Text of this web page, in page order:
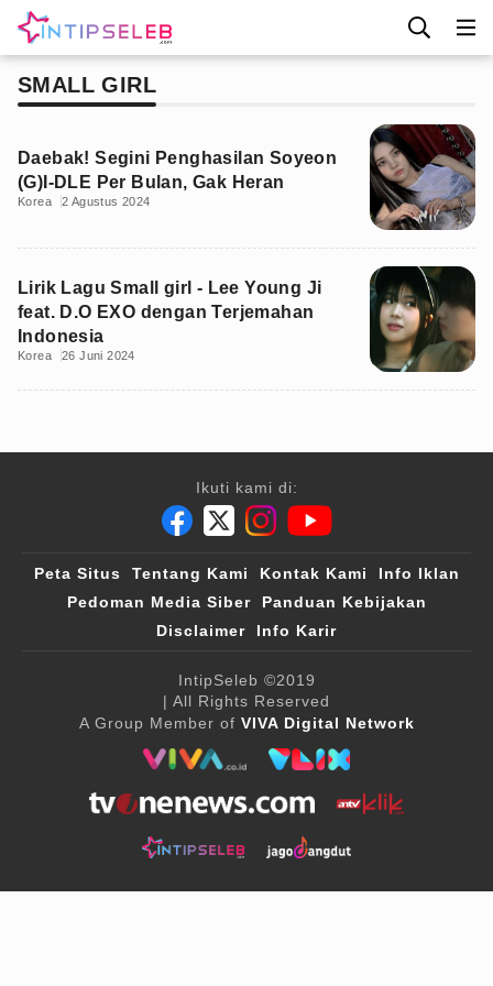
SMALL GIRL
Daebak! Segini Penghasilan Soyeon
(G)I-DLE Per Bulan, Gak Heran
Korea 2 Agustus 2024
Lirik Lagu Small girl - Lee Young Ji
feat. D.O EXO dengan Terjemahan
Indonesia
Korea 26 Juni 2024
Ikuti kami di:
Peta Situs Tentang Kami Kontak Kami
Info Iklan
Pedoman Media Siber
Panduan Kebijakan
Disclaimer
Info Karir
IntipSeleb ©2019
| All Rights Reserved
A Group Member of VIVA Digital Network